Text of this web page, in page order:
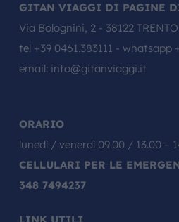
GITAN VIAGGI DI PAGINE
Via Bolognini, 2 - 38122
tel +39 0461.383111 - whatsapp
email: info@gitanviaggi.it
ORARIO
lunedì / venerdì 09.00 / 13.00 –
CELLULARI PER LE
348 7494237